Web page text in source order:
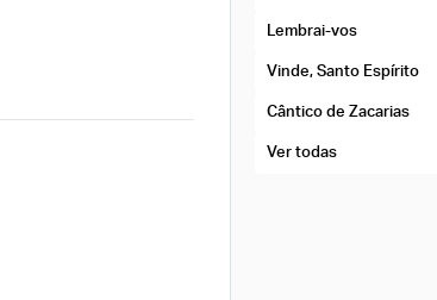
Lembrai-vos
Vinde, Santo Espírito
Cântico de Zacarias
Ver todas